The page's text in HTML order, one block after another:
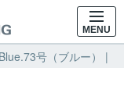
MENU
Blue.73号（ブルー） |